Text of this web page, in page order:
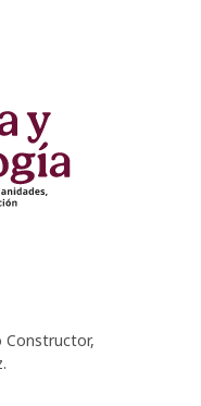
Constructor,